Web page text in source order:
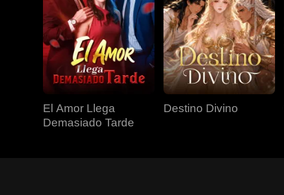
El Amor Llega
Demasiado Tarde
Destino Divino